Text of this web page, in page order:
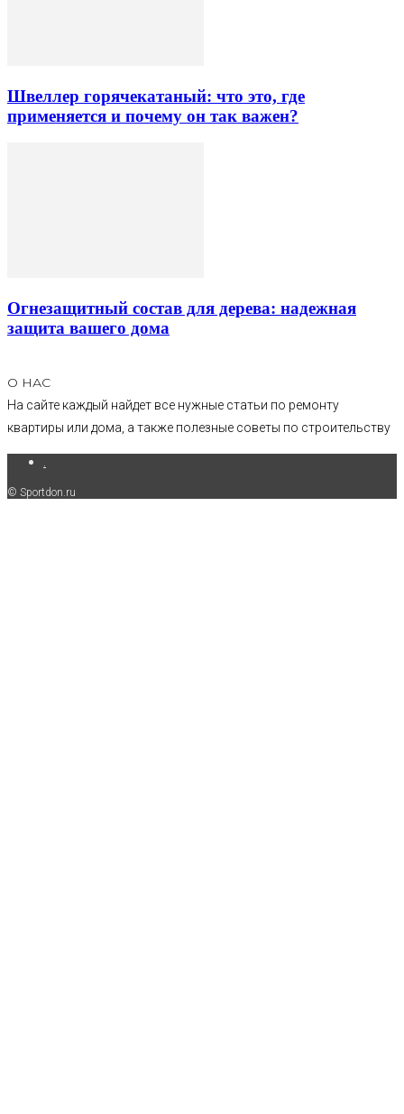
Швеллер горячекатаный: что это, где
применяется и почему он так важен?
Огнезащитный состав для дерева: надежная
защита вашего дома
О НАС
На сайте каждый найдет все нужные статьи по ремонту
квартиры или дома, а также полезные советы по строительству
© Sportdon.ru